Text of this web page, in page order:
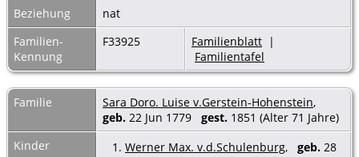
Beziehung
nat
Familien-
Kennung
F33925 Familienblatt |
Familientafel
Familie Sara Doro. Luise v.Gerstein-Hohenstein,
geb. 22 Jun 1779 gest. 1851 (Alter 71 Jahre)
Kinder
1. Werner Max. v.d.Schulenburg, geb. 28